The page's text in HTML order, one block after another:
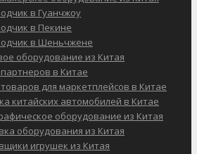
в Гуанчжоу
в Пекине
в Шеньчжене
оборудование из Китая
в Китае
для маркетплейсов в Китае
китайских автомобилей в Китае
оборудование из Китая
оборудования из Китая
игрушек из Китая